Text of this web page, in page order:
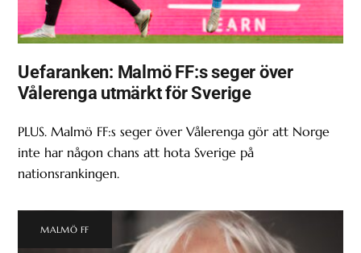
Uefaranken: Malmö FF:s seger över
Vålerenga utmärkt för Sverige
PLUS. Malmö FF:s seger över Vålerenga gör att Norge
inte har någon chans att hota Sverige på
nationsrankingen.
MALMÖ FF